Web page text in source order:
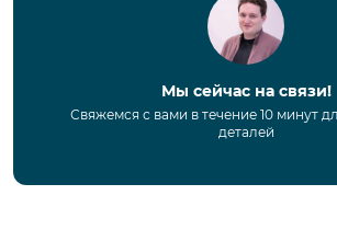
Мы сейчас на связи!
Свяжемся с вами в течение 10 минут
деталей